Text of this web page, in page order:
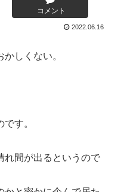
コメント
2022.06.16
しくない。
す。
れ間が出るというので